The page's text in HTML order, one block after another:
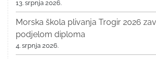
13. srpnja 2026.
Morska škola plivanja Trogir 2026
podjelom diploma
4. srpnja 2026.